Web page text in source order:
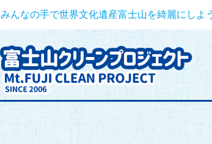
みんなの手で世界文化遺産富士山を綺麗にし